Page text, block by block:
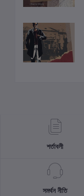
শর্তাবলী
সমর্থন নীতি